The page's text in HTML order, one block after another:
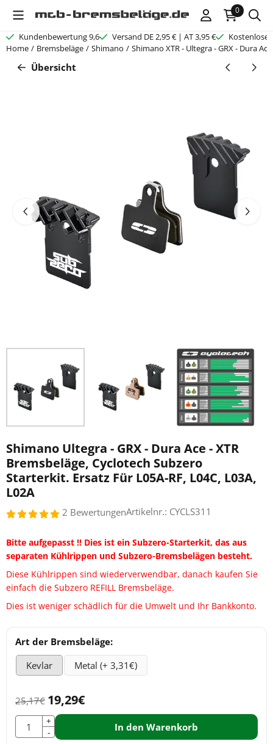
Cookie-Einstellungen verfügbar. Einstellungen wählen oder alle
0
Kundenbewertung 9,6 Versand DE 2,95 € | AT 3,95 €
Home / Bremsbeläge / Shimano / Shimano XTR - Ultegra - GRX - Dura Ace
Übersicht
Shimano Ultegra - GRX - Dura Ace - XTR
Bremsbeläge, Cyclotech Subzero
Starterkit. Ersatz Für L05A-RF, L04C, L03A,
L02A
2 BewertungenArtikelnr.: CYCLS311
Bitte aufgepasst !! Dies ist ein Subzero-Starterkit, das aus
separaten Kühlrippen und Subzero-Bremsbelägen besteht.
Diese Kühlrippen sind wiederverwendbar, danach kaufen Sie
einfach die Subzero REFILL Bremsbeläge.
Dies ist weniger schädlich für die Umwelt und Ihr Bankkonto.
Eine Auswahl treffen für
Art der Bremsbeläge:
Kevlar
Metal (+ 3,31€)
25,17€ 19,29€
Anzahl
+
-
In den Warenkorb